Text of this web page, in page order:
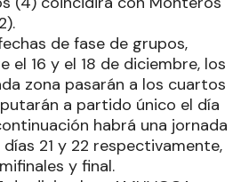
de fase de grupos,
el 16 y el 18 de diciembre, los
zona pasarán a los cuartos
a partido único el día
habrá una jornada
21 y 22 respectivamente,
y final.